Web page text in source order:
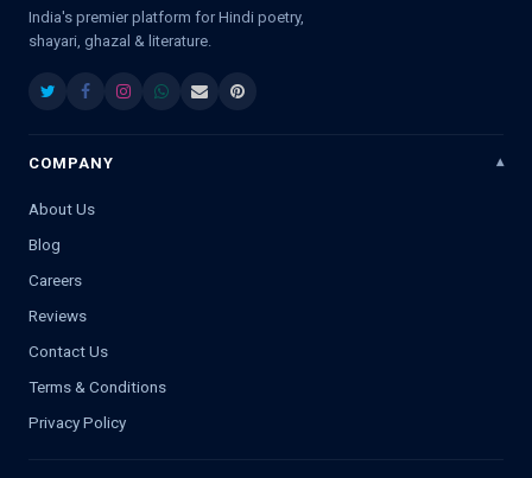
India's premier platform for Hindi poetry,
shayari, ghazal & literature.
COMPANY
About Us
Blog
Careers
Reviews
Contact Us
Terms & Conditions
Privacy Policy